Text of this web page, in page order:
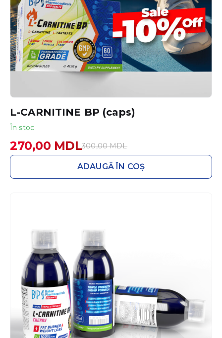
L-CARNITINE BP (caps)
În stoc
300,00MDL
Prețul
inițial
fost:
270,00 MDL
Prețul
curent
270,00 MDL.
ADAUGĂ ÎN COȘ
variații.
Opțiunile
alese
pagina
produsului.